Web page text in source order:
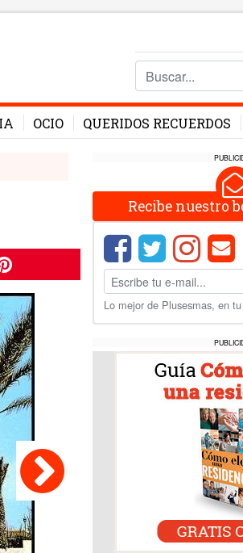
OCIO QUERIDOS RECUERDOS
Recibe nuestro
Lo mejor de Plusesmas, en